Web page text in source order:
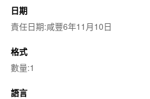
日期
責任日期:咸豐6年11月10日
格式
數量:1
語言